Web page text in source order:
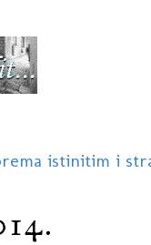
istinitim i